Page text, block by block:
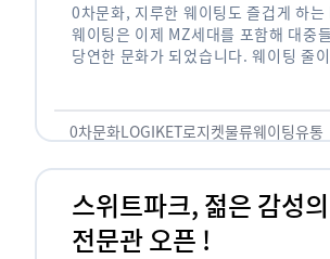
0차문화, 지루한 웨이팅도 즐겁게 하는
웨이팅은 이제 MZ세대를 포함해 대중
당연한 문화가 되었습니다. 웨이팅 줄
0차문화LOGIKET로지켓물류웨이팅유통
스위트파크, 젊은 감성
전문관 오픈 !